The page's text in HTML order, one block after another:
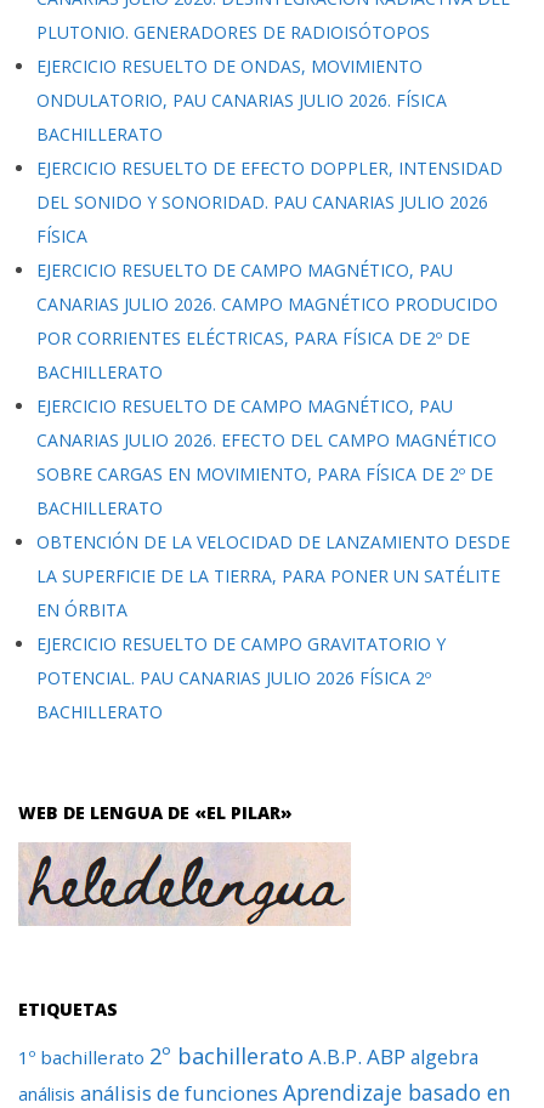
PLUTONIO. GENERADORES DE RADIOISÓTOPOS
EJERCICIO RESUELTO DE ONDAS, MOVIMIENTO
ONDULATORIO, PAU CANARIAS JULIO 2026. FÍSICA
BACHILLERATO
EJERCICIO RESUELTO DE EFECTO DOPPLER, INTENSIDAD
DEL SONIDO Y SONORIDAD. PAU CANARIAS JULIO 2026
FÍSICA
EJERCICIO RESUELTO DE CAMPO MAGNÉTICO, PAU
CANARIAS JULIO 2026. CAMPO MAGNÉTICO PRODUCIDO
POR CORRIENTES ELÉCTRICAS, PARA FÍSICA DE 2º DE
BACHILLERATO
EJERCICIO RESUELTO DE CAMPO MAGNÉTICO, PAU
CANARIAS JULIO 2026. EFECTO DEL CAMPO MAGNÉTICO
SOBRE CARGAS EN MOVIMIENTO, PARA FÍSICA DE 2º DE
BACHILLERATO
OBTENCIÓN DE LA VELOCIDAD DE LANZAMIENTO DESDE
LA SUPERFICIE DE LA TIERRA, PARA PONER UN SATÉLITE
EN ÓRBITA
EJERCICIO RESUELTO DE CAMPO GRAVITATORIO Y
POTENCIAL. PAU CANARIAS JULIO 2026 FÍSICA 2º
BACHILLERATO
WEB DE LENGUA DE «EL PILAR»
ETIQUETAS
1º bachillerato 2º bachillerato A.B.P. ABP algebra
análisis análisis de funciones Aprendizaje basado en